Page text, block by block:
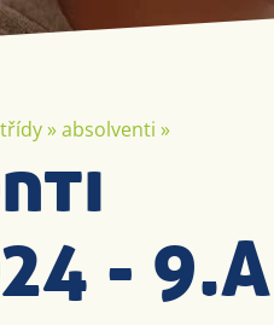
třídy»absolventi »
- 9.A